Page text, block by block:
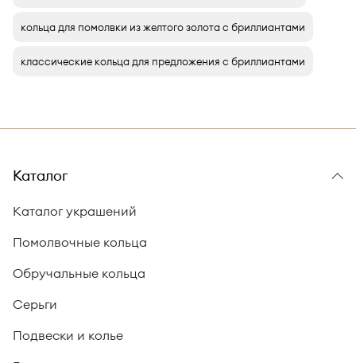
кольца для помолвки из желтого золота с бриллиантами
классические кольца для предложения с бриллиантами
Каталог
Каталог украшений
Помолвочные кольца
Обручальные кольца
Серьги
Подвески и колье